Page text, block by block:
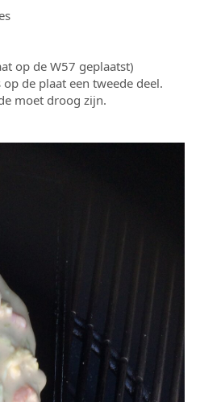
op de W57 geplaatst)
de plaat een tweede deel.
moet droog zijn.